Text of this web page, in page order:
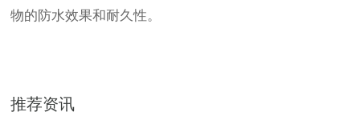
物的防水效果和耐久性。
推荐资讯